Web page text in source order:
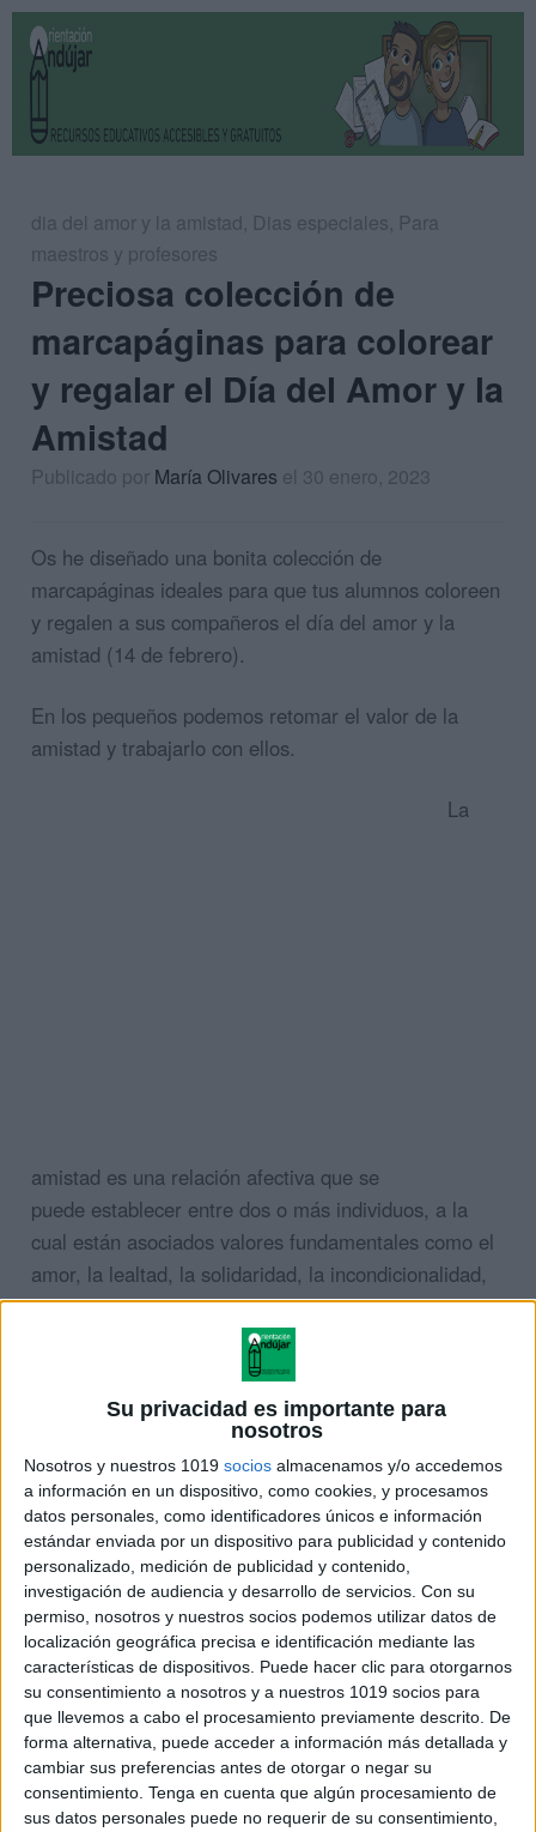
Su privacidad es importante para
nosotros
Nosotros y nuestros 1019 socios almacenamos y/o accedemos
a información en un dispositivo, como cookies, y procesamos
datos personales, como identificadores únicos e información
estándar enviada por un dispositivo para publicidad y contenido
personalizado, medición de publicidad y contenido,
investigación de audiencia y desarrollo de servicios. Con su
permiso, nosotros y nuestros socios podemos utilizar datos de
localización geográfica precisa e identificación mediante las
características de dispositivos. Puede hacer clic para otorgarnos
su consentimiento a nosotros y a nuestros 1019 socios para
que llevemos a cabo el procesamiento previamente descrito. De
forma alternativa, puede acceder a información más detallada y
cambiar sus preferencias antes de otorgar o negar su
consentimiento. Tenga en cuenta que algún procesamiento de
sus datos personales puede no requerir de su consentimiento,
dia del amor y la amistad, Dias especiales, Para
maestros y profesores
Preciosa colección de
marcapáginas para colorear
y regalar el Día del Amor y la
Amistad
Publicado por María Olivares el 30 enero, 2023
Os he diseñado una bonita colección de
marcapáginas ideales para que tus alumnos coloreen
y regalen a sus compañeros el día del amor y la
amistad (14 de febrero).
En los pequeños podemos retomar el valor de la
amistad y trabajarlo con ellos.
La
amistad es una relación afectiva que se
puede establecer entre dos o más individuos, a la
cual están asociados valores fundamentales como el
amor, la lealtad, la solidaridad, la incondicionalidad,
la sinceridad y el compromiso, y que se cultiva con el
trato asiduo y el interés recíproco a lo largo del
ÚNETE A NUESTRO GRUPO EXCLUSIVO DE
WHATSAPP